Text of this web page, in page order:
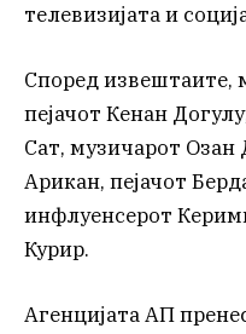
телевизијата и
Според извештаите,
пејачот Кенан
Сат, музичарот Озан
Арикан, пејачот
инфлуенсерот
Курир.
Агенцијата АП